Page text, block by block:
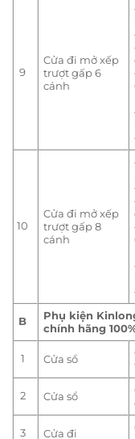
9
Cửa đi mở xếp
trượt gấp 6
cánh
10
Cửa đi mở xếp
trượt gấp 8
cánh
B
Phụ kiện
chính hãng
1 Cửa sổ
2 Cửa sổ
3 Cửa đi